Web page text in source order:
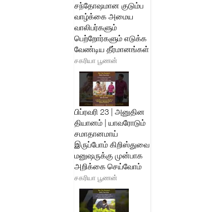
சந்தோஷமான குடும்ப
வாழ்க்கை அமைய
வாலிபர்களும்
பெற்றோர்களும் எடுக்க
வேண்டிய தீர்மானங்கள்
சகரியா பூணன்
பிப்ரவரி 23 | அனுதின
தியானம் | யாவரோடும்
சமாதானமாய்
இருப்போம் கிறிஸ்துவை
மனுஷருக்கு முன்பாக
அறிக்கை செய்வோம்
சகரியா பூணன்